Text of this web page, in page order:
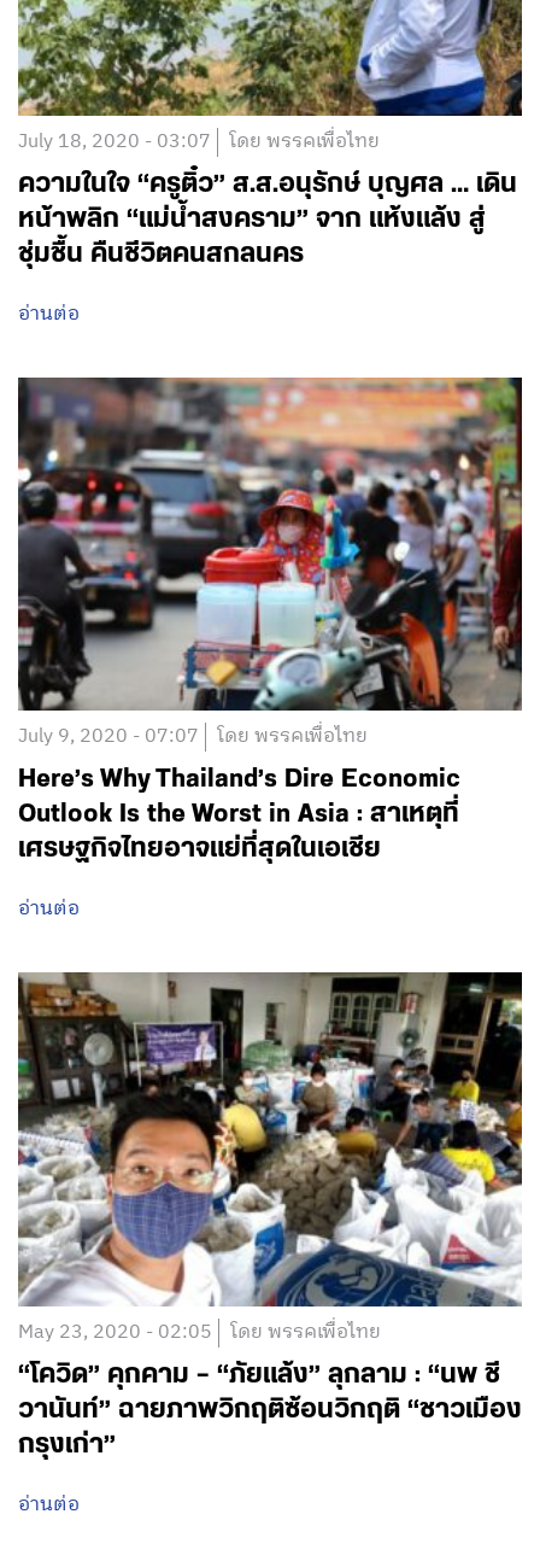
July 18, 2020 - 03:07 โดย พรรคเพื่อไทย
ความในใจ “ครูติ๋ว” ส.ส.อนุรักษ์ บุญศล … เดิน
หน้าพลิก “แม่น้ำสงคราม” จาก แห้งแล้ง สู่
ชุ่มชื้น คืนชีวิตคนสกลนคร
อ่านต่อ
July 9, 2020 - 07:07 โดย พรรคเพื่อไทย
Here’s Why Thailand’s Dire Economic
Outlook Is the Worst in Asia : สาเหตุที่
เศรษฐกิจไทยอาจแย่ที่สุดในเอเชีย
อ่านต่อ
May 23, 2020 - 02:05 โดย พรรคเพื่อไทย
“โควิด” คุกคาม – “ภัยแล้ง” ลุกลาม : “นพ ชี
วานันท์” ฉายภาพวิกฤติซ้อนวิกฤติ “ชาวเมือง
กรุงเก่า”
อ่านต่อ